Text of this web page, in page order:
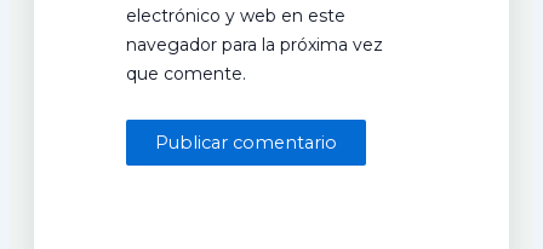
electrónico y web en este
navegador para la próxima vez
que comente.